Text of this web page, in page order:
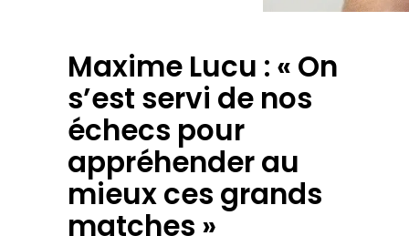
Maxime Lucu : « On
s’est servi de nos
échecs pour
appréhender au
mieux ces grands
matches »